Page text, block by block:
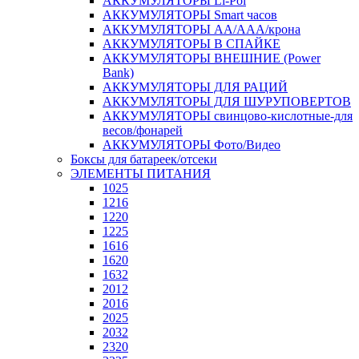
АККУМУЛЯТОРЫ Smart часов
АККУМУЛЯТОРЫ АА/ААА/крона
АККУМУЛЯТОРЫ В СПАЙКЕ
АККУМУЛЯТОРЫ ВНЕШНИЕ (Power
Bank)
АККУМУЛЯТОРЫ ДЛЯ РАЦИЙ
АККУМУЛЯТОРЫ ДЛЯ ШУРУПОВЕРТОВ
АККУМУЛЯТОРЫ свинцово-кислотные-для
весов/фонарей
АККУМУЛЯТОРЫ Фото/Видео
Боксы для батареек/отсеки
ЭЛЕМЕНТЫ ПИТАНИЯ
1025
1216
1220
1225
1616
1620
1632
2012
2016
2025
2032
2320